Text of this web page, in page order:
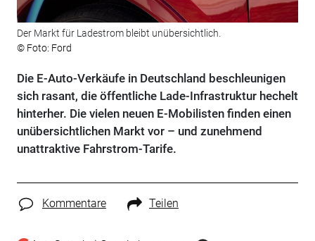
Der Markt für Ladestrom bleibt unübersichtlich.
© Foto: Ford
Die E-Auto-Verkäufe in Deutschland beschleunigen
sich rasant, die öffentliche Lade-Infrastruktur hechelt
hinterher. Die vielen neuen E-Mobilisten finden einen
unübersichtlichen Markt vor – und zunehmend
unattraktive Fahrstrom-Tarife.
Kommentare Teilen